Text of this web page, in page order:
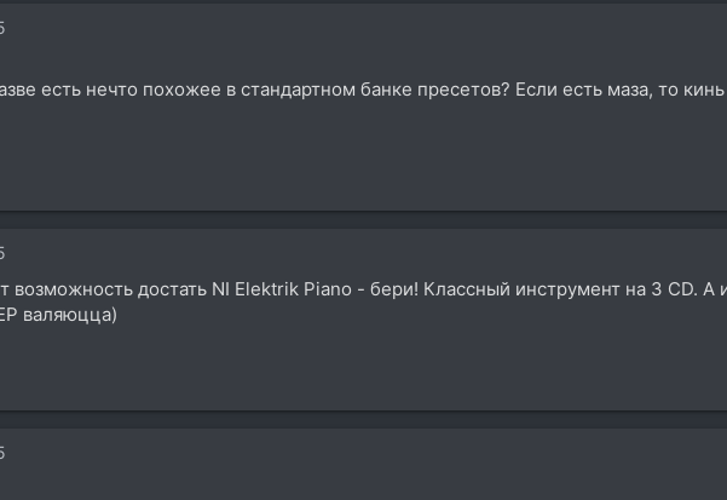
есть нечто похожее в стандартном банке пресетов? Если есть маза, то
возможность достать NI Elektrik Piano - бери! Классный инструмент на 3 CD.
валяюцца)